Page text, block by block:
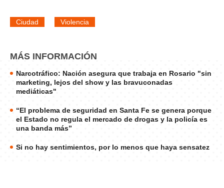
Ciudad Violencia
MÁS INFORMACIÓN
Narcotráfico: Nación asegura que trabaja en Rosario "sin
marketing, lejos del show y las bravuconadas
mediáticas"
“El problema de seguridad en Santa Fe se genera porque
el Estado no regula el mercado de drogas y la policía es
una banda más”
Si no hay sentimientos, por lo menos que haya sensatez